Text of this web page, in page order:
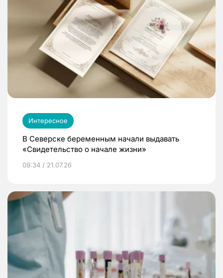
Интересное
В Северске беременным начали выдавать
«Свидетельство о начале жизни»
09:34 / 21.07.26